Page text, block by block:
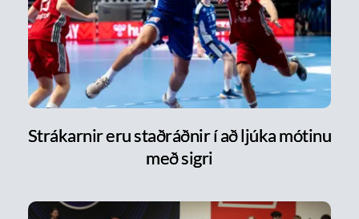
Strákarnir eru staðráðnir í að ljúka mótinu
með sigri